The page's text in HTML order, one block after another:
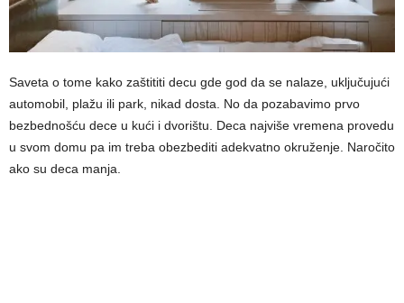
Saveta o tome kako zaštititi decu gde god da se nalaze, uključujući
automobil, plažu ili park, nikad dosta. No da pozabavimo prvo
bezbednošću dece u kući i dvorištu. Deca najviše vremena provedu
u svom domu pa im treba obezbediti adekvatno okruženje. Naročito
ako su deca manja.